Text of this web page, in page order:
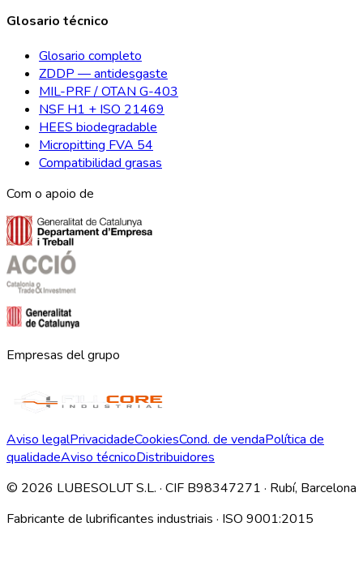
Glosario técnico
Glosario completo
ZDDP — antidesgaste
MIL-PRF / OTAN G-403
NSF H1 + ISO 21469
HEES biodegradable
Micropitting FVA 54
Compatibilidad grasas
Com o apoio de
Empresas del grupo
Aviso legalPrivacidadeCookiesCond. de vendaPolítica de
qualidadeAviso técnicoDistribuidores
© 2026 LUBESOLUT S.L. · CIF B98347271 · Rubí, Barcelona
Fabricante de lubrificantes industriais · ISO 9001:2015